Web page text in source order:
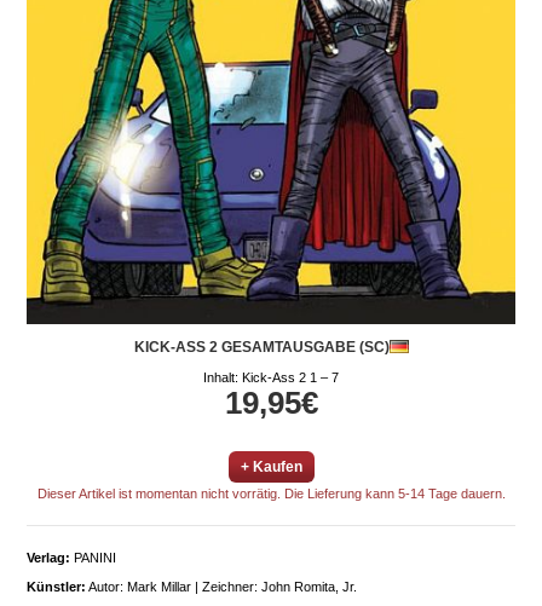
KICK-ASS 2 GESAMTAUSGABE (SC)
Inhalt: Kick-Ass 2 1 – 7
19,95€
+ Kaufen
Dieser Artikel ist momentan nicht vorrätig. Die Lieferung kann 5-14 Tage dauern.
Verlag: PANINI
Künstler: Autor: Mark Millar | Zeichner: John Romita, Jr.